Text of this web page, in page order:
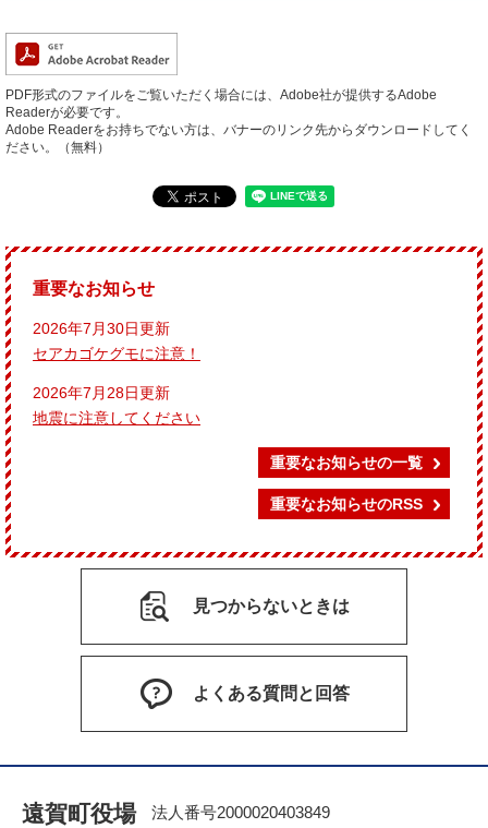
PDF形式のファイルをご覧いただく場合には、Adobe社が提供するAdobe
Readerが必要です。
Adobe Readerをお持ちでない方は、バナーのリンク先からダウンロードしてく
ださい。（無料）
重要なお知らせ
2026年7月30日更新
セアカゴケグモに注意！
2026年7月28日更新
地震に注意してください
重要なお知らせの一覧
重要なお知らせのRSS
見つからないときは
よくある質問と回答
遠賀町役場 法人番号2000020403849